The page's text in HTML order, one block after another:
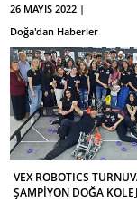
26 MAYIS 2022 |
Doğa'dan Haberler
VEX ROBOTICS
ŞAMPİYON DOĞA